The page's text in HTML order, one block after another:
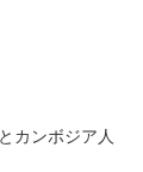
カンボジア人